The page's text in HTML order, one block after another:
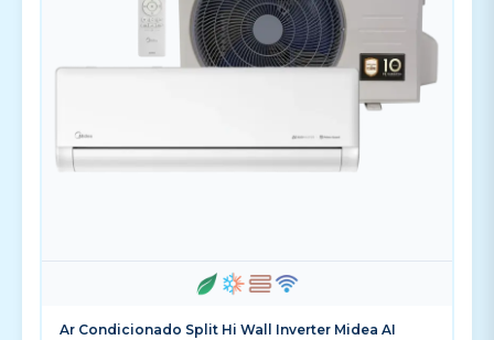
Ar Condicionado Split Hi Wall Inverter Midea AI